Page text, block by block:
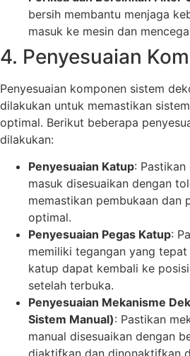
bersih membantu menjaga
masuk ke mesin dan
4. Penyesuaian
Penyesuaian komponen sistem
dilakukan untuk memastikan
optimal. Berikut beberapa
dilakukan:
Penyesuaian Katup:
masuk disesuaikan dengan
memastikan pembukaan dan
optimal.
Penyesuaian Pegas Katup:
memiliki tegangan yang
katup dapat kembali ke
setelah terbuka.
Penyesuaian Mekanisme
Sistem Manual): Pastikan
manual disesuaikan dengan